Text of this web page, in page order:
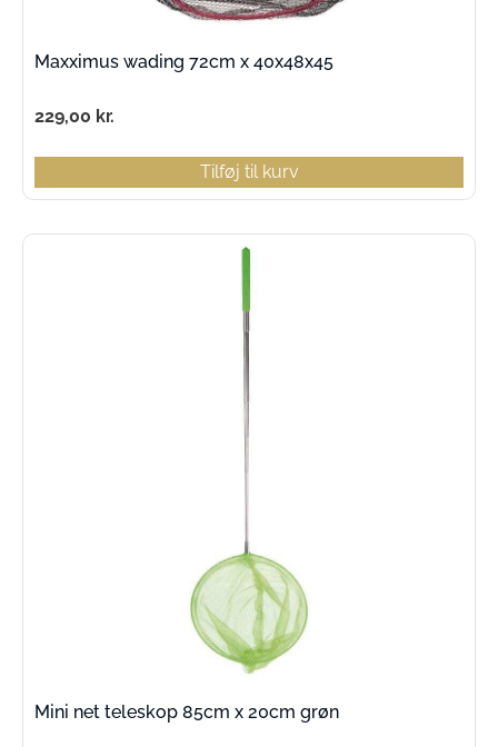
Maxximus wading 72cm x 40x48x45
229,00 kr.
Tilføj til kurv
Mini net teleskop 85cm x 20cm grøn